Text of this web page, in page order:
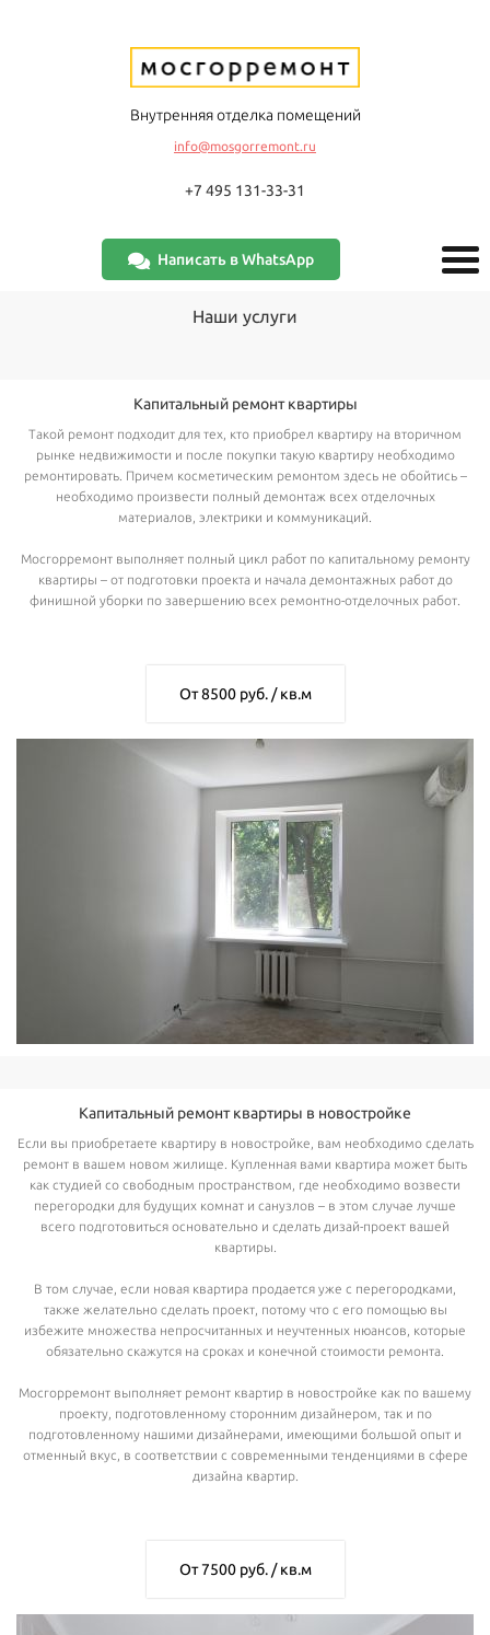
Внутренняя отделка помещений
info@mosgorremont.ru
+7 495 131-33-31
Написать в WhatsApp
Наши услуги
Капитальный ремонт квартиры
Такой ремонт подходит для тех, кто приобрел квартиру на вторичном
рынке недвижимости и после покупки такую квартиру необходимо
ремонтировать. Причем косметическим ремонтом здесь не обойтись –
необходимо произвести полный демонтаж всех отделочных
материалов, электрики и коммуникаций.
Мосгорремонт выполняет полный цикл работ по капитальному ремонту
квартиры – от подготовки проекта и начала демонтажных работ до
финишной уборки по завершению всех ремонтно-отделочных работ.
От 8500 руб. / кв.м
Капитальный ремонт квартиры в новостройке
Если вы приобретаете квартиру в новостройке, вам необходимо сделать
ремонт в вашем новом жилище. Купленная вами квартира может быть
как студией со свободным пространством, где необходимо возвести
перегородки для будущих комнат и санузлов – в этом случае лучше
всего подготовиться основательно и сделать дизай-проект вашей
квартиры.
В том случае, если новая квартира продается уже с перегородками,
также желательно сделать проект, потому что с его помощью вы
избежите множества непросчитанных и неучтенных нюансов, которые
обязательно скажутся на сроках и конечной стоимости ремонта.
Мосгорремонт выполняет ремонт квартир в новостройке как по вашему
проекту, подготовленному сторонним дизайнером, так и по
подготовленному нашими дизайнерами, имеющими большой опыт и
отменный вкус, в соответствии с современными тенденциями в сфере
дизайна квартир.
От 7500 руб. / кв.м